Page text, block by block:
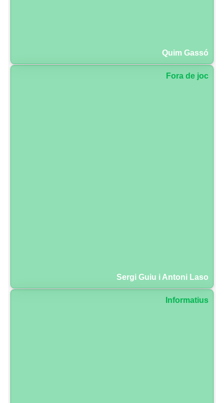
Quim Gassó
Fora de joc
Sergi Guiu i Antoni Laso
Informatius